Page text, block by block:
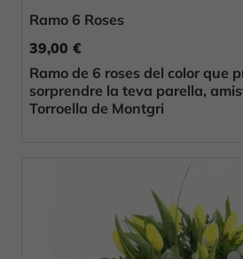
Ramo 6 Roses
39,00 €
Ramo de 6 roses del color que
sorprendre la teva parella,
Torroella de Montgri